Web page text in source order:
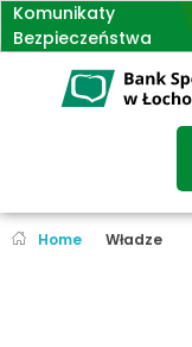
Komunikaty
Bezpieczeństwa
Home Władze